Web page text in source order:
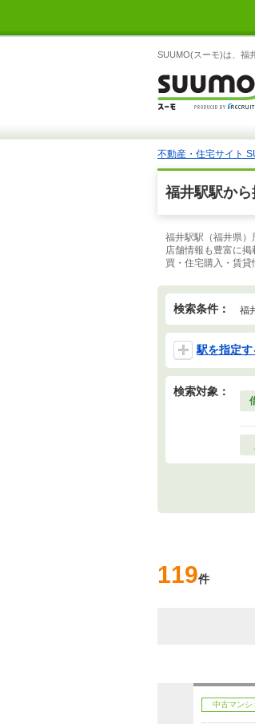
SUUMO(スーモ)は、福
不動産・住宅サイト
福井駅駅か
福井駅駅（福井県
店舗情報も豊富に
買・住宅購入・賃
検索条件： 福
駅を指定す
検索対象：
119件
中古マンシ